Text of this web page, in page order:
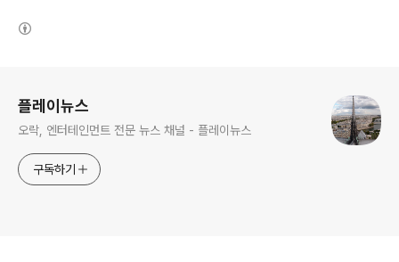
플레이뉴스
오락, 엔터테인먼트 전문 뉴스 채널 - 플레이뉴스
구독하기